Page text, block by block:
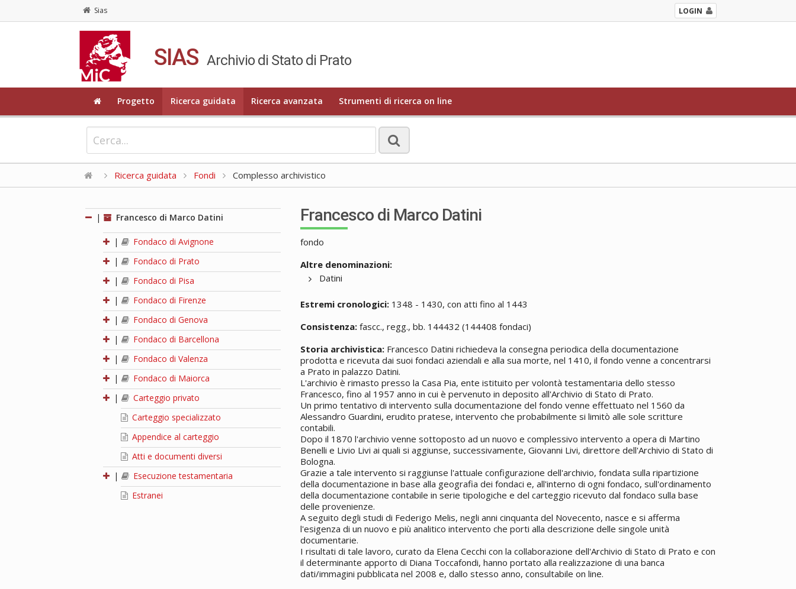
Sias LOGIN
SIAS Archivio di Stato di Prato
Progetto Ricerca guidata Ricerca avanzata Strumenti di ricerca on line
Ricerca guidata Fondi Complesso archivistico
| Francesco di Marco Datini
|
Fondaco di Avignone
|
Fondaco di Prato
|
Fondaco di Pisa
|
Fondaco di Firenze
|
Fondaco di Genova
|
Fondaco di Barcellona
|
Fondaco di Valenza
|
Fondaco di Maiorca
|
Carteggio privato
Carteggio specializzato
Appendice al carteggio
Atti e documenti diversi
|
Esecuzione testamentaria
Estranei
Francesco di Marco Datini
fondo
Altre denominazioni:
Datini
Estremi cronologici: 1348 - 1430, con atti fino al 1443
Consistenza: fascc., regg., bb. 144432 (144408 fondaci)
Storia archivistica: Francesco Datini richiedeva la consegna periodica della documentazione
prodotta e ricevuta dai suoi fondaci aziendali e alla sua morte, nel 1410, il fondo venne a concentrarsi
a Prato in palazzo Datini.
L'archivio è rimasto presso la Casa Pia, ente istituito per volontà testamentaria dello stesso
Francesco, fino al 1957 anno in cui è pervenuto in deposito all'Archivio di Stato di Prato.
Un primo tentativo di intervento sulla documentazione del fondo venne effettuato nel 1560 da
Alessandro Guardini, erudito pratese, intervento che probabilmente si limitò alle sole scritture
contabili.
Dopo il 1870 l'archivio venne sottoposto ad un nuovo e complessivo intervento a opera di Martino
Benelli e Livio Livi ai quali si aggiunse, successivamente, Giovanni Livi, direttore dell'Archivio di Stato di
Bologna.
Grazie a tale intervento si raggiunse l'attuale configurazione dell'archivio, fondata sulla ripartizione
della documentazione in base alla geografia dei fondaci e, all'interno di ogni fondaco, sull'ordinamento
della documentazione contabile in serie tipologiche e del carteggio ricevuto dal fondaco sulla base
delle provenienze.
A seguito degli studi di Federigo Melis, negli anni cinquanta del Novecento, nasce e si afferma
l'esigenza di un nuovo e più analitico intervento che porti alla descrizione delle singole unità
documentarie.
I risultati di tale lavoro, curato da Elena Cecchi con la collaborazione dell'Archivio di Stato di Prato e con
il determinante apporto di Diana Toccafondi, hanno portato alla realizzazione di una banca
dati/immagini pubblicata nel 2008 e, dallo stesso anno, consultabile on line.